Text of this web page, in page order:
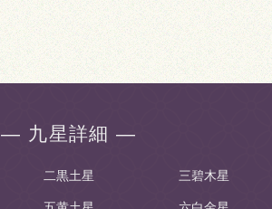
― 九星詳細 ―
二黒土星 三碧木星